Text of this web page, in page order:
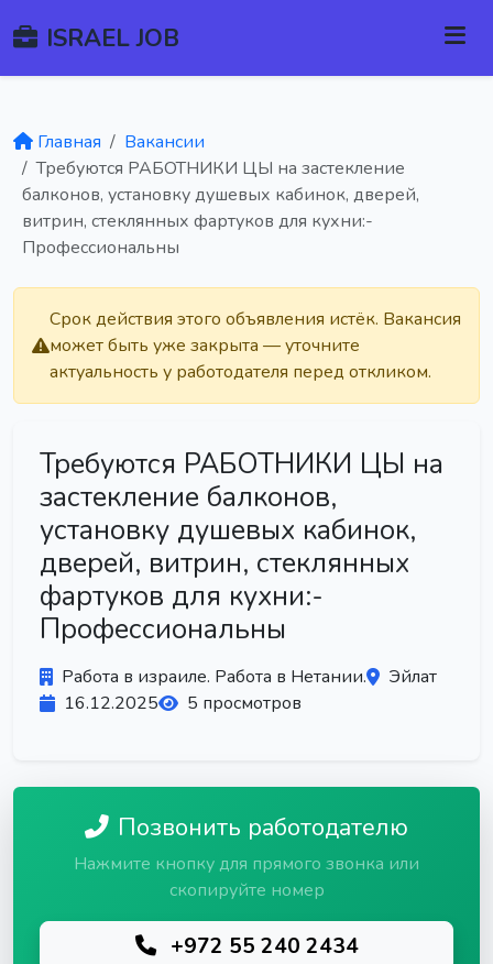
ISRAEL JOB
Главная
Вакансии
Требуются РАБОТНИКИ ЦЫ на застекление
балконов, установку душевых кабинок, дверей,
витрин, стеклянных фартуков для кухни:-
Профессиональны
Срок действия этого объявления истёк. Вакансия
может быть уже закрыта — уточните
актуальность у работодателя перед откликом.
Требуются РАБОТНИКИ ЦЫ на
застекление балконов,
установку душевых кабинок,
дверей, витрин, стеклянных
фартуков для кухни:-
Профессиональны
Работа в израиле. Работа в Нетании.
Эйлат
16.12.2025
5 просмотров
Позвонить работодателю
Нажмите кнопку для прямого звонка или
скопируйте номер
+972 55 240 2434